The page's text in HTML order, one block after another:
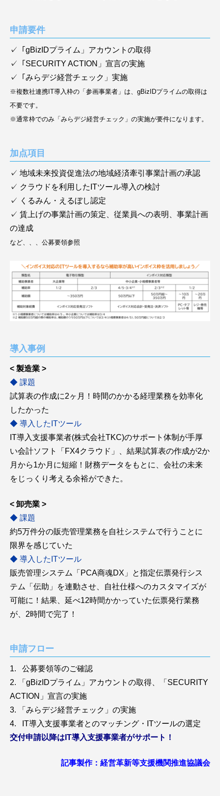
申請要件
✓「gBizIDプライム」アカウントの取得
✓「SECURITY ACTION」宣言の実施
✓「みらデジ経営チェック」実施
※複数社連携IT導入枠の「参画事業者」は、gBizIDプライムの取得は
不要です。
※通常枠でのみ「みらデジ経営チェック」の実施が要件になります。
加点項目
✓ 地域未来投資促進法の地域経済牽引事業計画の承認
✓ クラウドを利用したITツール導入の検討
✓ くるみん・えるぼし認定
✓ 賃上げの事業計画の策定、従業員への表明、事業計画
の達成
など、、、公募要領参照
導入事例
< 製造業 >
◆ 課題
試算表の作成に2ヶ月！時間のかかる経理業務を効率化
したかった
◆ 導入したITツール
IT導入支援事業者(株式会社TKC)のサポート体制が手厚
い会計ソフト「FX4クラウド」、結果試算表の作成が2か
月から1か月に短縮！財務データをもとに、会社の未来
をじっくり考える余裕ができた。
< 卸売業 >
◆ 課題
約5万件分の販売管理業務を自社システムで行うことに
限界を感じていた
◆ 導入したITツール
販売管理システム「PCA商魂DX」と指定伝票発行シス
テム「伝助」を連動させ、自社仕様へのカスタマイズが
可能に！結果、延べ12時間かかっていた伝票発行業務
が、2時間で完了！
申請フロー
1. 公募要領等のご確認
2. 「gBizIDプライム」アカウントの取得、「SECURITY
ACTION」宣言の実施
3. 「みらデジ経営チェック」の実施
4. IT導入支援事業者とのマッチング・ITツールの選定
交付申請以降はIT導入支援事業者がサポート！
記事製作：経営革新等支援機関推進協議会